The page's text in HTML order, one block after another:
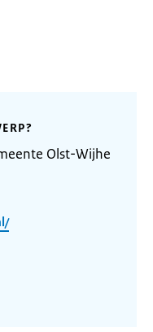
Olst-Wijhe